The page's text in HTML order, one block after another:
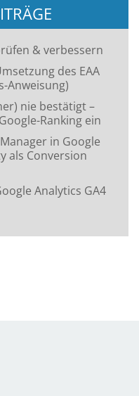
& verbessern
des EAA
Anweisung)
nie bestätigt –
Ranking ein
in Google
als Conversion
Analytics GA4